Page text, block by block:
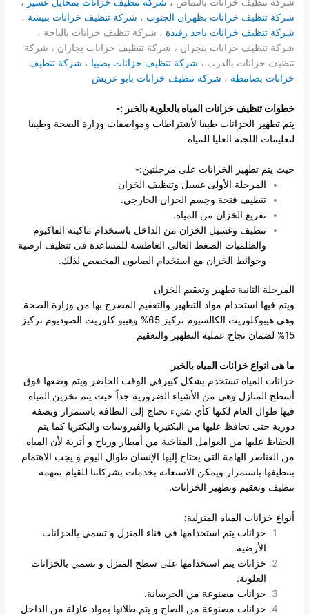
شركة تنظيف خزانات بظهران الجنوب ، شركة تنظيف خزانات ببيشة ،
شركة تنظيف خزانات باحد رفيدة ، شركة تنظيف خزانات بالباحة ،
شركة تنظيف خزانات بنجران ، شركة تنظيف خزانات بجازان ، شركة
تنظيف خزانات بالدرب ، شركة تنظيف خزانات بصبيا ، شركة تنظيف
خزانات بصامطة ، شركة تنظيف خزانات بابو عريش
خطوات تنظيف خزانات المياه بالعلوية بالخبر :-
يتم تطهير الخزانات طبقا لأشتراطات ومواصفات وزارة الصحة وطبقا
لتعليمات اللجنة العليا للمياة
حيث يتم تطهير الخزانات على مرحلتين:-
المرحلة الأولى غسيل وتنظيف الخزان
تنظيف فتحة وجسم الخزان الخارجى.
تفريغ الخزان من المياة.
تنظيف وغسيل الخزان من الداخل باستخدام ماكينة الفاكيوم
والطلمبات الضغط العالى الغاطسة للمساعدة فى تنظيف ارضية
وحوائط الخزان مع استخدام الصابون المخصص لذلك.
المرحلة الثانية تطهير وتعقيم الخزان
ويتم فيها استخدام مواد التطهير والتعقيم المصرح بها من وزارة الصحة
وهى هيبوكلوريت الكالسيوم تركيز 65% وهيبو كلوريت الصوديوم تركيز
15% لضمان نجاح عملية التطهير والتعقيم
ما هى انواع خزانات المياه بالخبر
خزانات المياه تستخدم بشكل كبيرفي الوقت الحاضر ويتم وضعها فوق
أسطح المنازل وهي من الأشياء الضرورية جداً حيث يتم تخزين المياه
فيها طوال العام لكنها كأي شيء تحتاج إلى النظافة باستمرار وبصفة
دورية حتى نحافظ عليها من البكتيريا والفيروسات والبكتريا كما يتم
الحفاظ عليها من العوامل المناخية من أمطار ورياح و أتربة لأن المياه
من العناصر الهامة التي يحتاج إليها الإنسان طوال اليوم و يجب الاهتمام
بتنظيفها باستمرار ويمكن الاستعانة بخدمات بشركاتنا للقيام بمهمة
تنظيف وتعقيم وتطهير الخزانات.
أنواع خزانات المياه المنزلية:
خزانات يتم استخدامها في فناء المنزل و تسمى بالخزانات
الأرضية.
خزانات يتم استخدامها على سطح المنزل و تسمي بالخزانات
العلوية.
خزانات مصنوعة من الخرسانة.
خزانات مصنوعة من الصاج و يتم طلائها بمواد عازلة من الداخل